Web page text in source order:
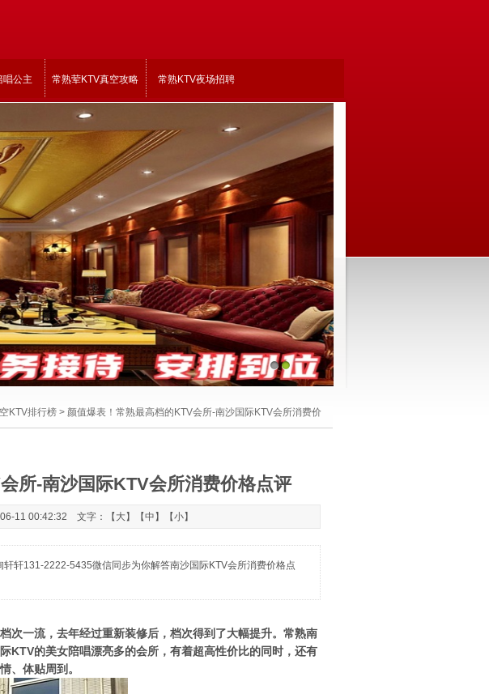
1 2
唱公主 常熟荤KTV真空攻略 常熟KTV夜场招聘
KTV排行榜 > 颜值爆表！常熟最高档的KTV会所-南沙国际KTV会所消费价
所-南沙国际KTV会所消费价格点评
11 00:42:32 文字：【 大】【中 】【小】
轩131-2222-5435微信同步为你解答南沙国际KTV会所消费价格点
次一流，去年经过重新装修后，档次得到了大幅提升。常熟南
KTV的美女陪唱漂亮多的会所，有着超高性价比的同时，还有
、体贴周到。